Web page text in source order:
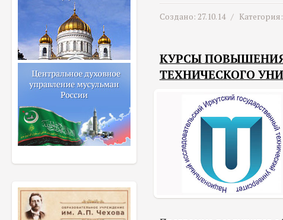
Создано: 27.10.14 / Категория:
КУРСЫ
ТЕХНИЧЕСКОГО